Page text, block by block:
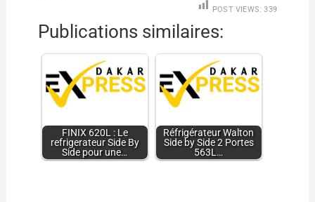
POST VIEWS: 339
Publications similaires:
FINIX 620L : Le
refrigerateur Side By
Side pour une…
Réfrigérateur Walton
Side by Side 2 Portes
563L…